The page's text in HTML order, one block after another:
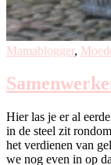
Mamablogger,
Hier las je er al
in de steel zit
het verdienen van
we nog even in op